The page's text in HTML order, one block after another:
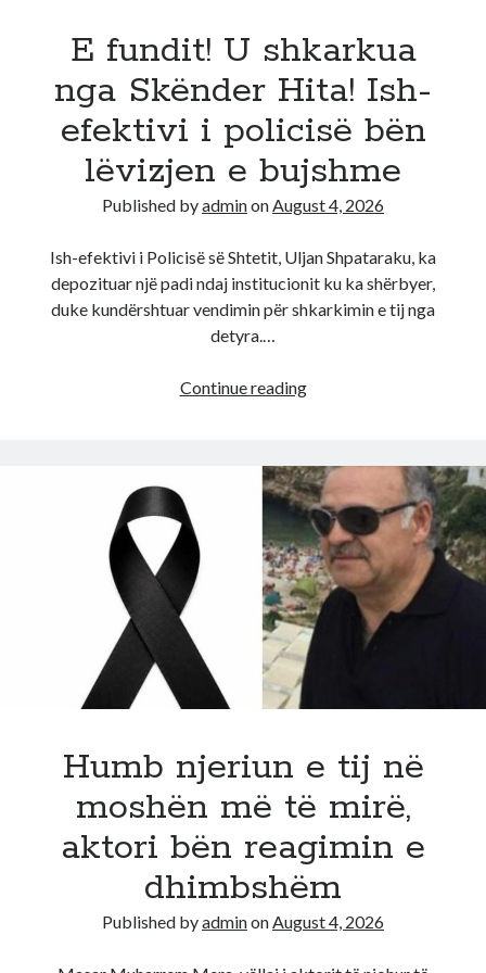
mëshirë
të
fatit,
halli
tjetër
i
madh
iu
ka
rënë
E fundit! U shkarkua
nga Skënder Hita! Ish-
efektivi i policisë bën
lëvizjen e bujshme
Published byadminonAugust 4, 2026
Ish-efektivi i Policisë së Shtetit, Uljan Shpataraku, ka
depozituar një padi ndaj institucionit ku ka shërbyer,
duke kundërshtuar vendimin për shkarkimin e tij nga
detyra.…
Continue readingE
shkarkua
nga
Skënder
Hita!
Ish-
efektivi
i
policisë
bën
bujshme
Humb njeriun e tij në
moshën më të mirë,
aktori bën reagimin e
dhimbshëm
Published byadminonAugust 4, 2026